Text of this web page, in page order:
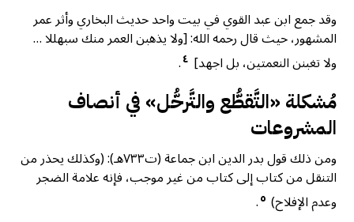
وقد جمع ابن عبد القوي في بيت واحد حديث البخاري وأثر عمر
المشهور، حيث قال رحمه الله: [ولا يذهبن العمر منك سبهللا …
ولا تغبنن النعمتين، بل اجهد] ٤.
مُشكلة «التَّقطُّع والتَّرحُّل» في أنصاف
المشروعات
ومن ذلك قول بدر الدين ابن جماعة (ت٧٣٣هـ): (وكذلك يحذر من
التنقل من كتاب إلى كتاب من غير موجب، فإنه علامة الضجر
وعدم الإفلاح) ٥.